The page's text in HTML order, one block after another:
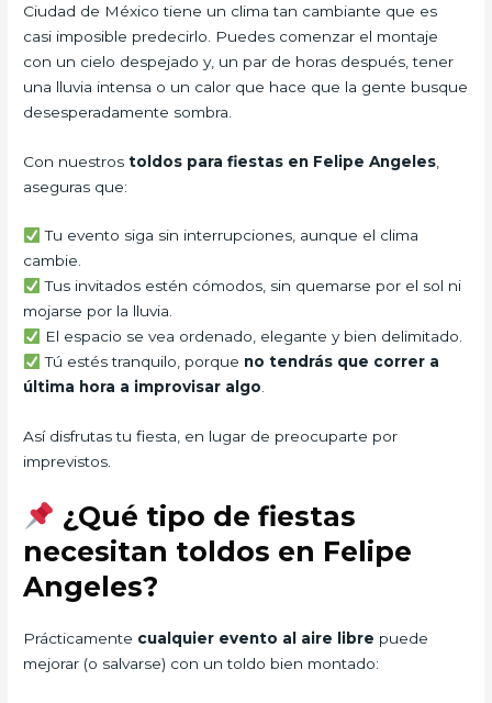
Ciudad de México tiene un clima tan cambiante que es
casi imposible predecirlo. Puedes comenzar el montaje
con un cielo despejado y, un par de horas después, tener
una lluvia intensa o un calor que hace que la gente busque
desesperadamente sombra.
Con nuestrostoldos para fiestas en Felipe Angeles
aseguras que:
Tu evento siga sin interrupciones, aunque el clima
cambie.
Tus invitados estén cómodos, sin quemarse por el sol ni
mojarse por la lluvia.
El espacio se vea ordenado, elegante y bien delimitado.
Tú estés tranquilo, porque no tendrás que correr a
última hora a improvisar algo.
Así disfrutas tu fiesta, en lugar de preocuparte por
imprevistos.
¿Qué tipo de fiestas
necesitan toldos en Felipe
Angeles?
Prácticamente cualquier evento al aire libre puede
mejorar (o salvarse) con un toldo bien montado: